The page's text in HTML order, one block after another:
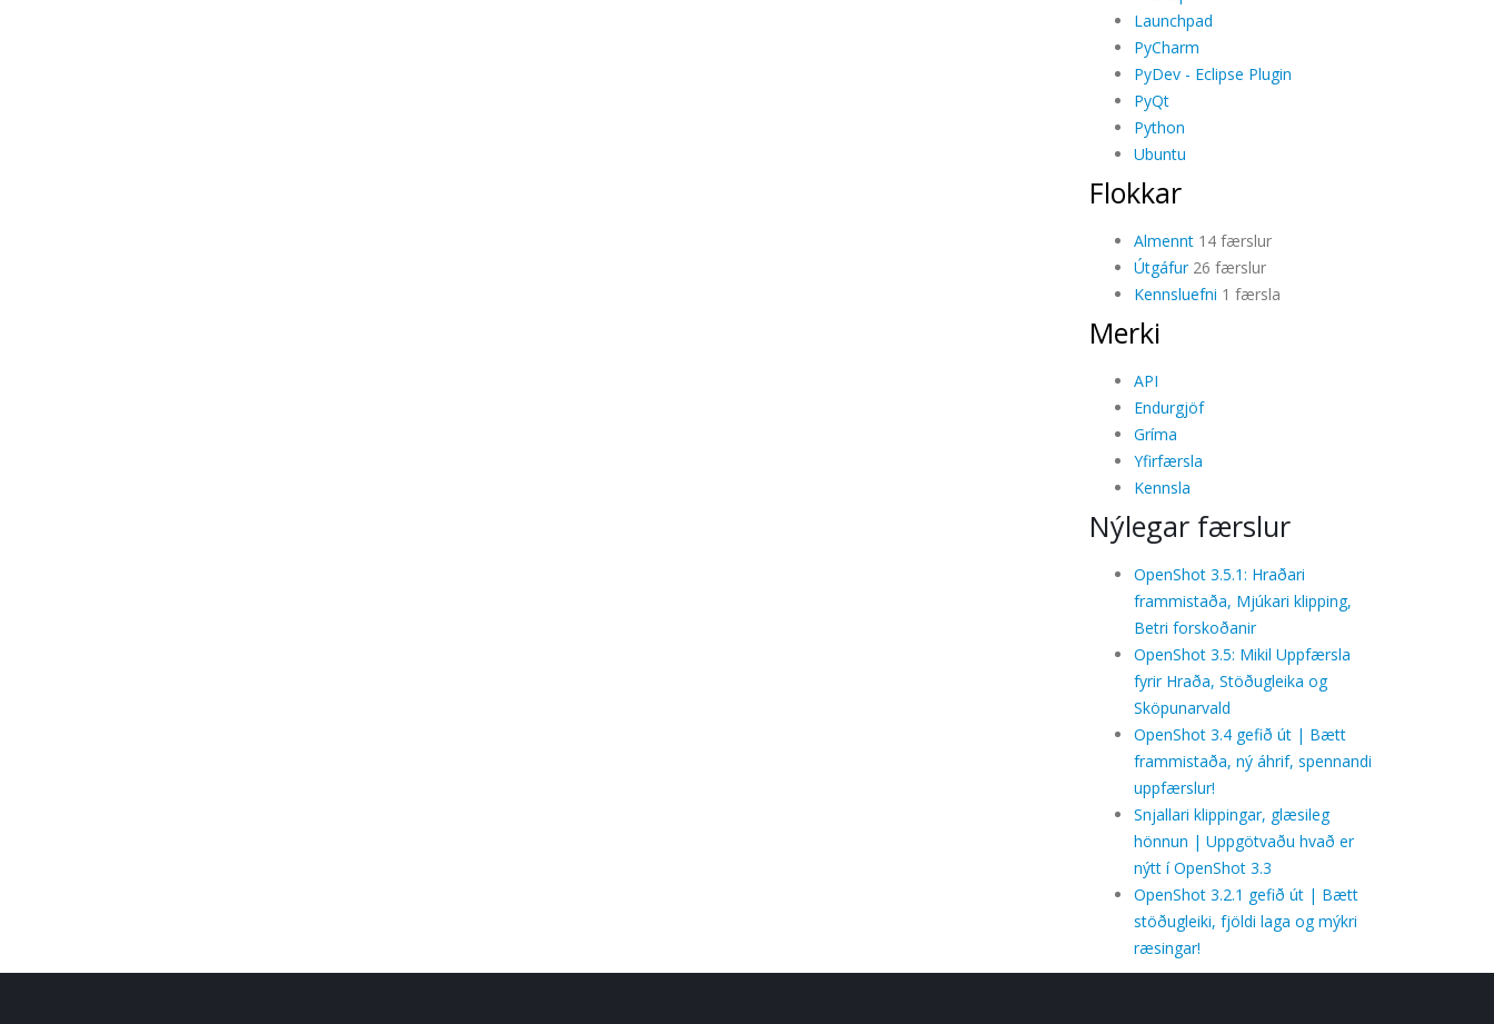
Launchpad
PyCharm
PyDev - Eclipse Plugin
PyQt
Python
Ubuntu
Flokkar
Almennt14 færslur
Útgáfur26 færslur
Kennsluefni 1 færsla
Merki
API
Endurgjöf
Gríma
Yfirfærsla
Kennsla
Nýlegar færslur
OpenShot 3.5.1: Hraðari
frammistaða, Mjúkari klipping,
Betri forskoðanir
OpenShot 3.5: Mikil Uppfærsla
fyrir Hraða, Stöðugleika og
Sköpunarvald
OpenShot 3.4 gefið út | Bætt
frammistaða, ný áhrif, spennandi
uppfærslur!
Snjallari klippingar, glæsileg
hönnun | Uppgötvaðu hvað er
nýtt í OpenShot 3.3
OpenShot 3.2.1 gefið út | Bætt
stöðugleiki, fjöldi laga og mýkri
ræsingar!